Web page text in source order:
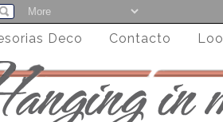
Deco Contacto